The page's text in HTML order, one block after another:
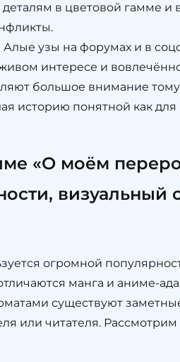
в цветовой гамме
узы на форумах и в
интересе и
большое внимание
историю понятной как для
«О моём
визуальный
огромной
манга и аниме-
существуют
или читателя.